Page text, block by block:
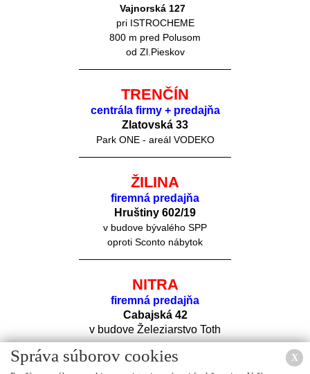
Vajnorská 127
pri ISTROCHEME
800 m pred Polusom
od Zl.Pieskov
TRENČÍN
centrála firmy + predajňa
Zlatovská 33
Park ONE - areál VODEKO
ŽILINA
firemná predajňa
Hruštiny 602/19
v budove bývalého SPP
oproti Sconto nábytok
NITRA
firemná predajňa
Cabajská 42
v budove Železiarstvo Toth
X
Správa súborov cookies